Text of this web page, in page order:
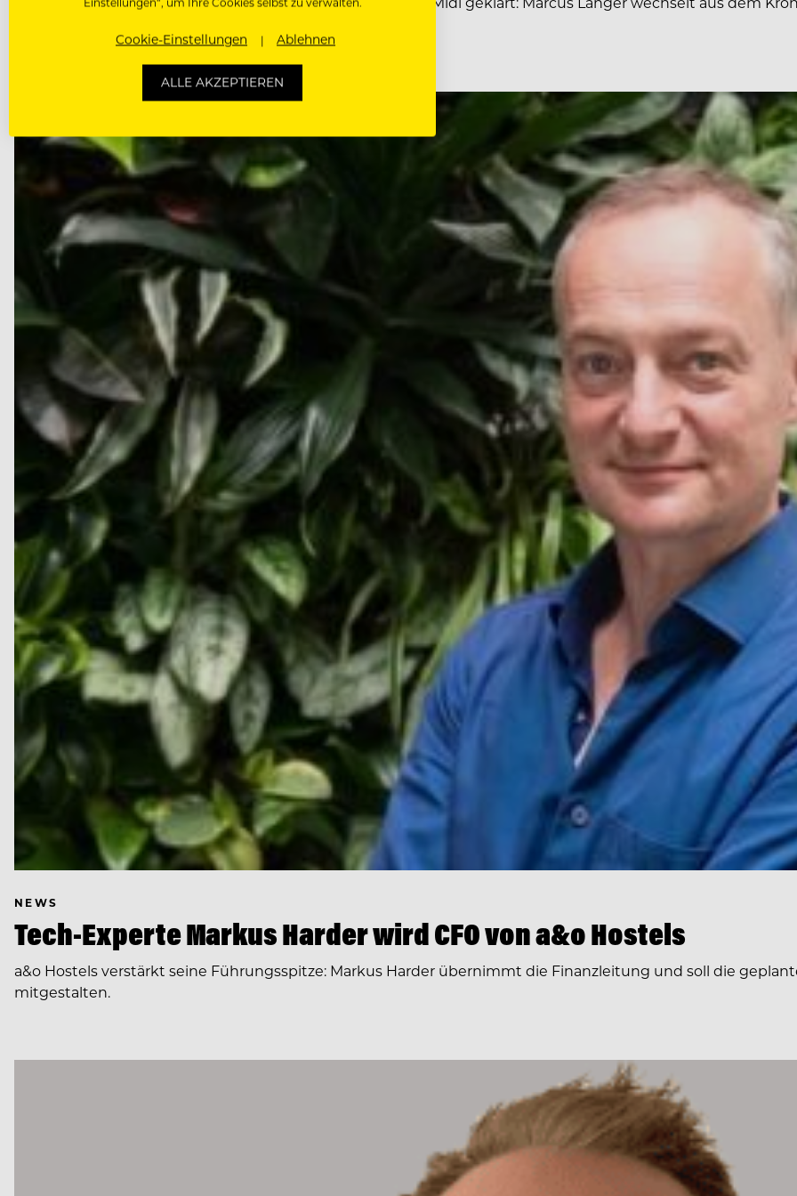
NEWS
Tech-Experte Markus Harder wird CFO von a&o Hostels
a&o Hostels verstärkt seine Führungsspitze: Markus Harder übernimmt die Finanzleitung und soll die
mitgestalten.
Cookie-Einstellungen Ablehnen
ALLE AKZEPTIEREN